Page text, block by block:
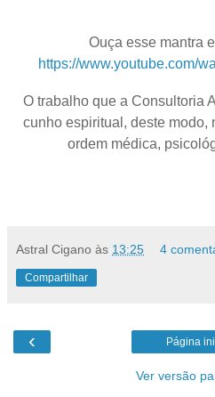
Ouça esse mantra
https://www.youtube.com/
O trabalho que a Consultoria
cunho espiritual, deste modo,
ordem médica,
Astral Cigano às 13:25 4
Compartilhar
‹ Página
Ver versão